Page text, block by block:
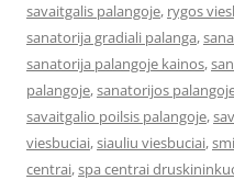
savaitgalis palangoje, rygos
sanatorija gradiali palanga,
sanatorija palangoje kainos,
palangoje,sanatorijos
savaitgalio poilsis palangoje,
viesbuciai,siauliu viesbuciai,
centrai,spa centrai